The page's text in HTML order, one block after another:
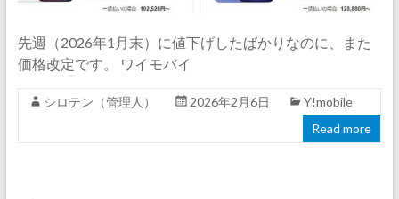
先週（2026年1月末）に値下げしたばかりなのに、また
価格改定です。 ワイモバイ
シロテン（管理人） 2026年2月6日
Y!mobile
Read more